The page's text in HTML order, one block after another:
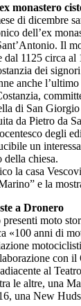
monastero
di dicembre
dell’ex
Il
1125 circa al
dei
anche
di San
da Pietro da
degli
un
della chiesa.
la casa
e la
a Dronero
moto
«100 anni di
con il
al
le altre, una
una New